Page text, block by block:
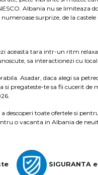
Albania nu se limiteaza
surprize, de la
aceasta tara intr-un ritm
sa interactionezi cu
Asadar, daca alegi sa
pregateste-te sa fii cucerit de
toate ofertele si
o vacanta in Albania de
SIGURANTA